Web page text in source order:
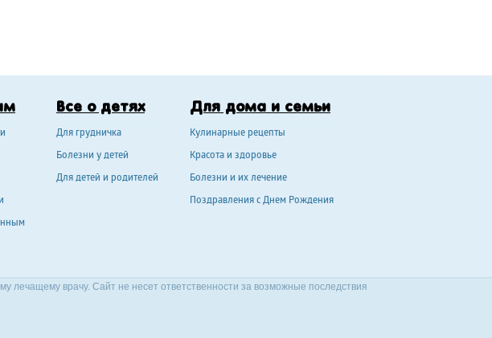
Все о детях
Для грудничка
Болезни у детей
Для детей и родителей
Для дома и семьи
Кулинарные рецепты
Красота и здоровье
Болезни и их лечение
Поздравления с Днем Рождения
лечащему врачу. Сайт не несет ответственности за возможные последствия